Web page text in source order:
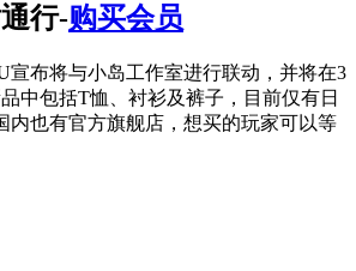
行-购买会员
布将与小岛工作室进行联动，并将在3
中包括T恤、衬衫及裤子，目前仅有日
内也有官方旗舰店，想买的玩家可以等